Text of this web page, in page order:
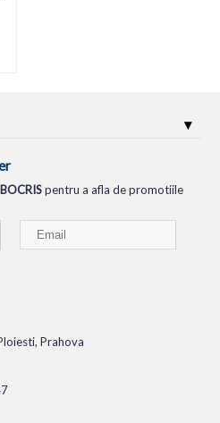
BOCRISpentru a afla de promotiile
Prahova